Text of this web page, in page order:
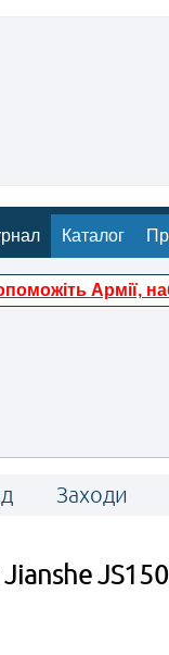
Каталог
Армії,
Заходи